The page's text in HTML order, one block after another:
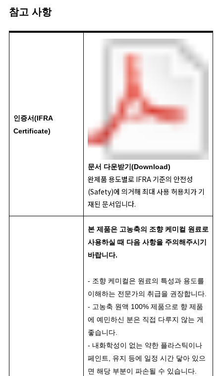
참고 사항
인증서(IFRA
Certificate)
문서 다운받기(Download)
완제품 용도별로 IFRA 기준의 안전성
(Safety)에 의거해 최대 사용 허용치가 기
재된 문서입니다.
본 제품은 고농축의 조향 케미컬 원료로
사용하실 때 다음 사항을 주의해주시기
바랍니다.
- 조향 케미컬은 원료의 특성과 용도를
이해하는 전문가의 취급을 권장합니다.
- 고농축 원액 100% 제품으로 향 제품
에 예민하신 분은 직접 다루지 않는 게
좋습니다.
- 내화학성이 없는 약한 플라스틱이나
페인트, 유지 등에 일정 시간 닿아 있으
면 해당 부분이 파손될 수 있습니다.